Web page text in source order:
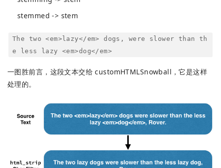
stemmed -> stem
The two <em>lazy</em> dogs, were slower than th
e less lazy <em>dog</em>
一图胜前言，这段文本交给 customHTMLSnowball，它是这样
处理的。